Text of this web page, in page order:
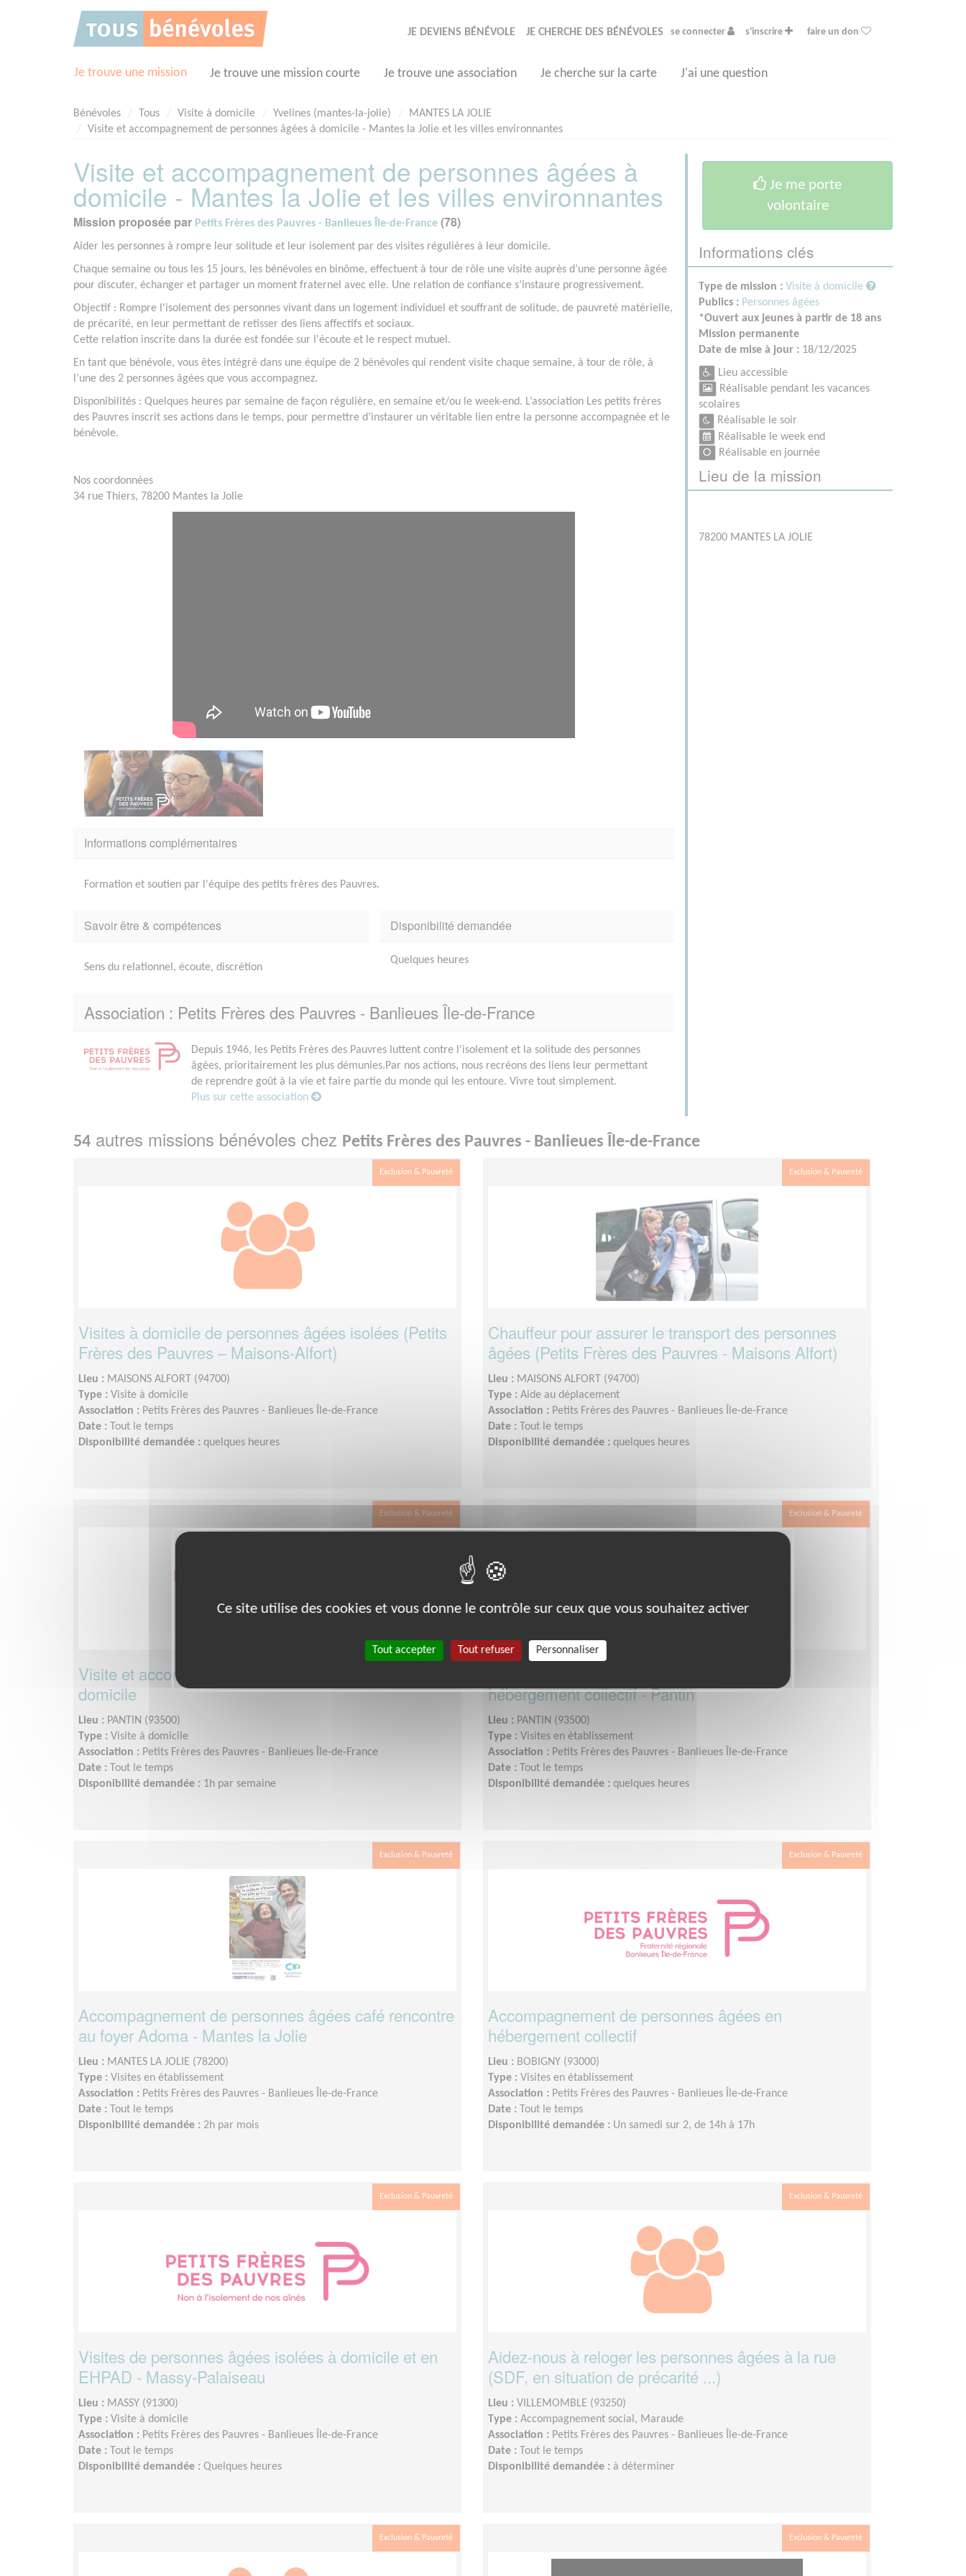
JE DEVIENS BÉNÉVOLE JE CHERCHE DES BÉNÉVOLES se connecter s'inscrire faire un don
Je trouve une mission Je trouve une mission courte Je trouve une association Je cherche sur la carte J'ai une question
Bénévoles Tous Visite à domicile Yvelines (mantes-la-jolie)
MANTES LA JOLIE
Visite et accompagnement de personnes âgées à domicile - Mantes la Jolie et les villes environnantes
Visite et accompagnement de personnes âgées à
domicile - Mantes la Jolie et les villes environnantes
Mission proposée par Petits Frères des Pauvres - Banlieues Île-de-France (78)
Aider les personnes à rompre leur solitude et leur isolement par des visites régulières à leur domicile.
Chaque semaine ou tous les 15 jours, les bénévoles en binôme, effectuent à tour de rôle une visite auprès d’une personne âgée
pour discuter, échanger et partager un moment fraternel avec elle. Une relation de confiance s’instaure progressivement.
Objectif : Rompre l'isolement des personnes vivant dans un logement individuel et souffrant de solitude, de pauvreté matérielle,
de précarité, en leur permettant de retisser des liens affectifs et sociaux.
Cette relation inscrite dans la durée est fondée sur l'écoute et le respect mutuel.
En tant que bénévole, vous êtes intégré dans une équipe de 2 bénévoles qui rendent visite chaque semaine, à tour de rôle, à
l’une des 2 personnes âgées que vous accompagnez.
Disponibilités : Quelques heures par semaine de façon régulière, en semaine et/ou le week-end. L’association Les petits frères
des Pauvres inscrit ses actions dans le temps, pour permettre d’instaurer un véritable lien entre la personne accompagnée et le
bénévole.
Nos coordonnées
34 rue Thiers, 78200 Mantes la Jolie
Informations complémentaires
Formation et soutien par l'équipe des petits frères des Pauvres.
Savoir être & compétences
Sens du relationnel, écoute, discrétion
Disponibilité demandée
Quelques heures
Association : Petits Frères des Pauvres - Banlieues Île-de-France
Depuis 1946, les Petits Frères des Pauvres luttent contre l'isolement et la solitude des personnes
âgées, prioritairement les plus démunies.Par nos actions, nous recréons des liens leur permettant
de reprendre goût à la vie et faire partie du monde qui les entoure. Vivre tout simplement.
Plus sur cette association
Je me porte
volontaire
Informations clés
Type de mission : Visite à domicile
Publics : Personnes âgées
*Ouvert aux jeunes à partir de 18 ans
Mission permanente
Date de mise à jour : 18/12/2025
Lieu accessible
Réalisable pendant les vacances
scolaires
Réalisable le soir
Réalisable le week end
Réalisable en journée
Lieu de la mission
78200 MANTES LA JOLIE
54 autres missions bénévoles chez Petits Frères des Pauvres - Banlieues Île-de-France
Exclusion & Pauvreté
Visites à domicile de personnes âgées isolées (Petits
Frères des Pauvres – Maisons-Alfort)
Lieu : MAISONS ALFORT (94700)
Type : Visite à domicile
Association : Petits Frères des Pauvres - Banlieues Île-de-France
Date :
Tout le temps
Disponibilité demandée : quelques heures
Exclusion & Pauvreté
Chauffeur pour assurer le transport des personnes
âgées (Petits Frères des Pauvres - Maisons Alfort)
Lieu : MAISONS ALFORT (94700)
Type : Aide au déplacement
Association : Petits Frères des Pauvres - Banlieues Île-de-France
Date :
Tout le temps
Disponibilité demandée : quelques heures
Exclusion & Pauvreté
Visite et accompagnement de personnes âgées à
domicile
Lieu : PANTIN (93500)
Type : Visite à domicile
Association : Petits Frères des Pauvres - Banlieues Île-de-France
Date :
Tout le temps
Disponibilité demandée : 1h par semaine
Exclusion & Pauvreté
hébergement collectif - Pantin
Lieu : PANTIN (93500)
Type : Visites en établissement
Association : Petits Frères des Pauvres - Banlieues Île-de-France
Date :
Tout le temps
Disponibilité demandée : quelques heures
Exclusion & Pauvreté
Accompagnement de personnes âgées café rencontre
au foyer Adoma - Mantes la Jolie
Lieu : MANTES LA JOLIE (78200)
Type : Visites en établissement
Association : Petits Frères des Pauvres - Banlieues Île-de-France
Date :
Tout le temps
Disponibilité demandée : 2h par mois
Exclusion & Pauvreté
Accompagnement de personnes âgées en
hébergement collectif
Lieu : BOBIGNY (93000)
Type : Visites en établissement
Association : Petits Frères des Pauvres - Banlieues Île-de-France
Date :
Tout le temps
Disponibilité demandée : Un samedi sur 2, de 14h à 17h
Exclusion & Pauvreté
Visites de personnes âgées isolées à domicile et en
EHPAD - Massy-Palaiseau
Lieu : MASSY (91300)
Type : Visite à domicile
Association : Petits Frères des Pauvres - Banlieues Île-de-France
Date :
Tout le temps
Disponibilité demandée : Quelques heures
Exclusion & Pauvreté
Aidez-nous à reloger les personnes âgées à la rue
(SDF, en situation de précarité ...)
Lieu : VILLEMOMBLE (93250)
Type : Accompagnement social, Maraude
Association : Petits Frères des Pauvres - Banlieues Île-de-France
Date :
Tout le temps
Disponibilité demandée : à déterminer
Exclusion & Pauvreté Exclusion & Pauvreté
Ce site utilise des cookies et vous donne le contrôle sur ceux que vous souhaitez activer
Tout accepter Tout refuser Personnaliser